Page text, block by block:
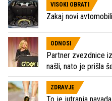
VISOKI OBRATI
Zakaj novi
ODNOSI
Partner zvezdnice
našli, nato je prišla
ZDRAVJE